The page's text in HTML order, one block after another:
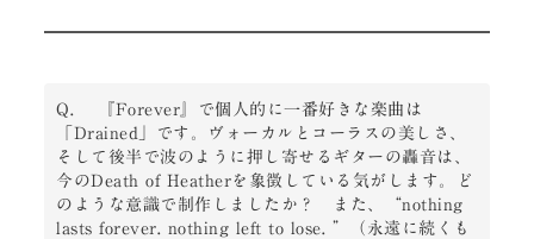
Q. 　『Forever』で個人的に一番好きな楽曲は
「Drained」です。ヴォーカルとコーラスの美しさ、
そして後半で波のように押し寄せるギターの轟音は、
今のDeath of Heatherを象徴している気がします。ど
のような意識で制作しましたか？　また、“nothing
lasts forever. nothing left to lose. ”（永遠に続くも